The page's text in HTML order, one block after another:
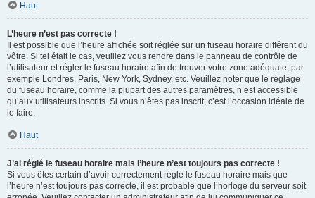
Haut
L’heure n’est pas correcte !
Il est possible que l’heure affichée soit réglée sur un fuseau horaire différent du
vôtre. Si tel était le cas, veuillez vous rendre dans le panneau de contrôle de
l’utilisateur et régler le fuseau horaire afin de trouver votre zone adéquate, par
exemple Londres, Paris, New York, Sydney, etc. Veuillez noter que le réglage
du fuseau horaire, comme la plupart des autres paramètres, n’est accessible
qu’aux utilisateurs inscrits. Si vous n’êtes pas inscrit, c’est l’occasion idéale de
le faire.
Haut
J’ai réglé le fuseau horaire mais l’heure n’est toujours pas correcte !
Si vous êtes certain d’avoir correctement réglé le fuseau horaire mais que
l’heure n’est toujours pas correcte, il est probable que l’horloge du serveur soit